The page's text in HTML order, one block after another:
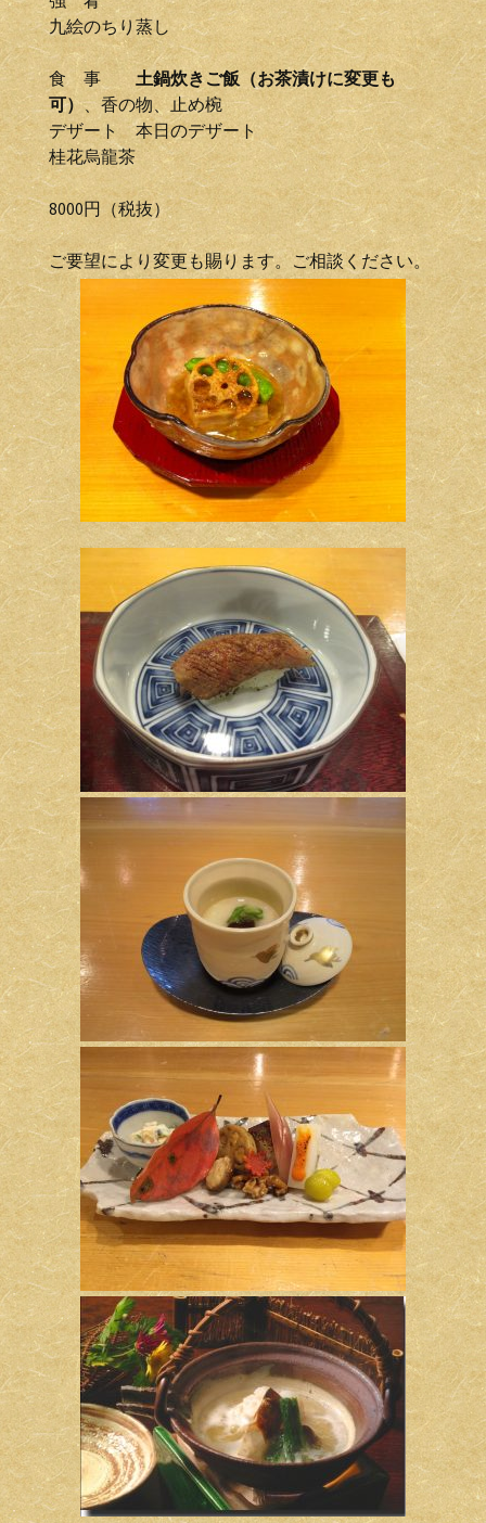
九絵のちり蒸し
食 事 土鍋炊きご飯（お茶漬けに変更も
可）、香の物、止め椀
デザート 本日のデザート
桂花烏龍茶
8000円（税抜）
ご要望により変更も賜ります。ご相談ください。